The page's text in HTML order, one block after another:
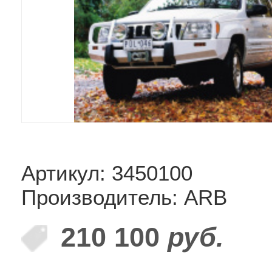
Артикул: 3450100
Производитель: ARB
210 100 руб.